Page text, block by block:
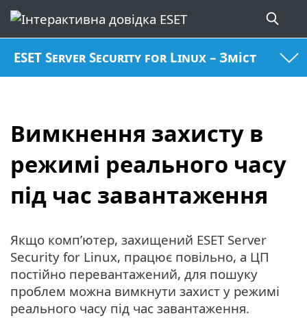
ESET Server Security for Linux – Зміст
Вимкнення захисту в
режимі реального часу
під час завантаження
Якщо комп’ютер, захищений ESET Server
Security for Linux, працює повільно, а ЦП
постійно перевантажений, для пошуку
проблем можна вимкнути захист у режимі
реального часу під час завантаження.